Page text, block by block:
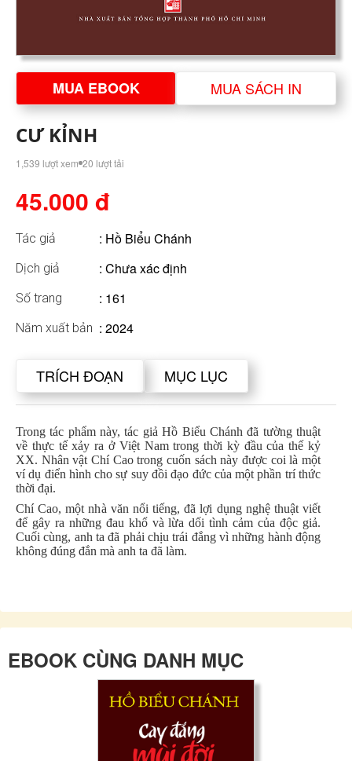
MUA EBOOK MUA SÁCH IN
CƯ KỈNH
1,539 lượt xem 20 lượt tải
45.000 đ
Tác giả : Hồ Biểu Chánh
Dịch giả : Chưa xác định
Số trang : 161
Năm xuất bản : 2024
TRÍCH ĐOẠN MỤC LỤC
Trong tác phẩm này, tác giả Hồ Biểu Chánh đã tường thuật
về thực tế xảy ra ở Việt Nam trong thời kỳ đầu của thế kỷ
XX. Nhân vật Chí Cao trong cuốn sách này được coi là một
ví dụ điển hình cho sự suy đồi đạo đức của một phần trí thức
thời đại.
Chí Cao, một nhà văn nổi tiếng, đã lợi dụng nghệ thuật viết
để gây ra những đau khổ và lừa dối tình cảm của độc giả.
Cuối cùng, anh ta đã phải chịu trái đắng vì những hành động
không đúng đắn mà anh ta đã làm.
EBOOK CÙNG DANH MỤC